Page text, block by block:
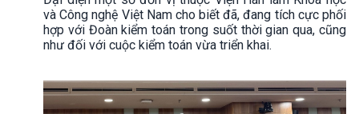
và Công nghệ Việt Nam cho biết đã, đang tích cực phối
hợp với Đoàn kiểm toán trong suốt thời gian qua, cũng
như đối với cuộc kiểm toán vừa triển khai.